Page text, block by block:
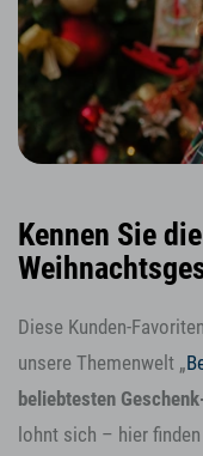
Kennen Sie
Diese Kunden-
unsere Themenwelt „
beliebtesten
lohnt sich – hier